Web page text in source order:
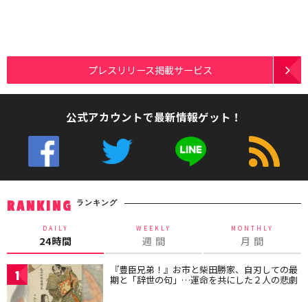
プレスリリース掲載サービス
公式アカウントで最新情報ゲット！
RANKING ランキング
DAILY
24時間
WEEKLY
週 間
MONTHLY
月 間
1 『豊臣兄弟！』お市と柴田勝家、自刃しての最
期と「辞世の句」…運命を共にした２人の悲劇